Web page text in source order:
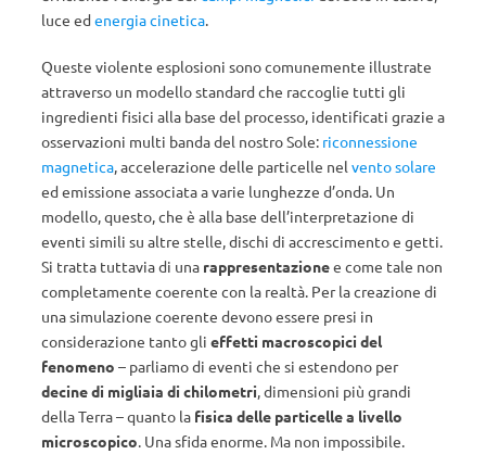
luce edenergia cinetica.
Queste violente esplosioni sono comunemente illustrate
attraverso un modello standard che raccoglie tutti gli
ingredienti fisici alla base del processo, identificati grazie a
osservazioni multi banda del nostro Sole: riconnessione
magnetica, accelerazione delle particelle nel vento solare
ed emissione associata a varie lunghezze d’onda. Un
modello, questo, che è alla base dell’interpretazione di
eventi simili su altre stelle, dischi di accrescimento e getti.
Si tratta tuttavia di una rappresentazionee come tale non
completamente coerente con la realtà. Per la creazione di
una simulazione coerente devono essere presi in
considerazione tanto gli effetti macroscopici del
fenomeno – parliamo di eventi che si estendono per
decine di migliaia di chilometri, dimensioni più grandi
della Terra – quanto la fisica delle particelle a livello
microscopico. Una sfida enorme. Ma non impossibile.